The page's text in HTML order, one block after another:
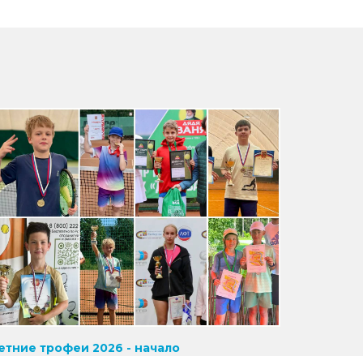
трофеи 2026 - начало